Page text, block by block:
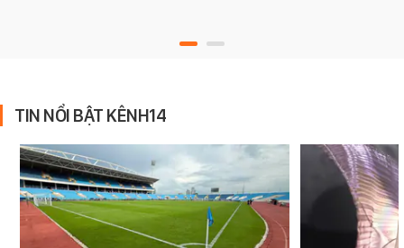
TIN NỔI BẬT KÊNH14